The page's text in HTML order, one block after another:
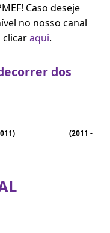
Caso deseje
no nosso canal
clicaraqui.
dos
(2011 -